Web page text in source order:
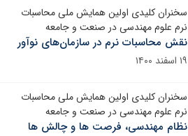
سخنران کلیدی اولین همایش ملی محاسبات
نرم علوم مهندسی در صنعت و جامعه
نقش محاسبات نرم در سازمان‌های نوآور
۱۹ اسفند ۱۴۰۰
سخنران کلیدی اولین همایش ملی محاسبات
نرم علوم مهندسی در صنعت و جامعه
نظام مهندسی، فرصت ها و چالش ها